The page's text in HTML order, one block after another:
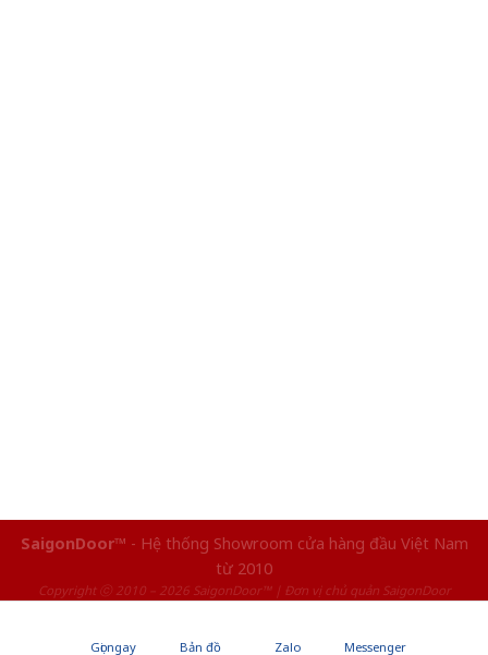
SaigonDoor™ - Hệ thống Showroom cửa hàng đầu Việt Nam
từ 2010
Copyright ⓒ 2010 – 2026 SaigonDoor™ | Đơn vị chủ quản SaigonDoor
Gọi ngay Bản đồ Zalo Messenger